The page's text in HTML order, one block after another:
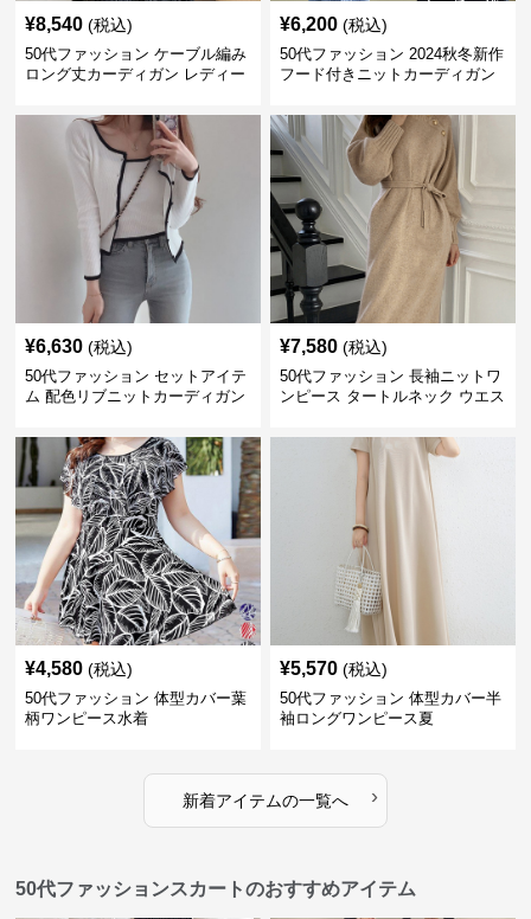
¥8,540 (税込)
50代ファッション ケーブル編み
ロング丈カーディガン レディー
¥6,200 (税込)
50代ファッション 2024秋冬新作
フード付きニットカーディガン
¥6,630 (税込)
50代ファッション セットアイテ
ム 配色リブニットカーディガン
¥7,580 (税込)
50代ファッション 長袖ニットワ
ンピース タートルネック ウエス
¥4,580 (税込)
50代ファッション 体型カバー葉
柄ワンピース水着
¥5,570 (税込)
50代ファッション 体型カバー半
袖ロングワンピース夏
新着アイテムの一覧へ ›
50代ファッションスカートのおすすめアイテム